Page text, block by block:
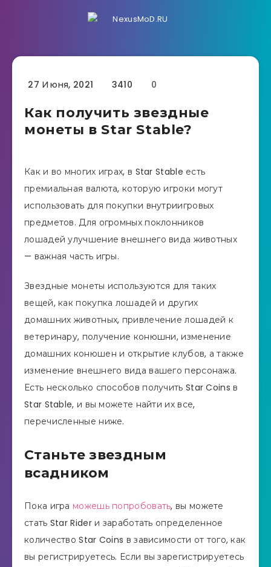
27 Июня, 2021 3410 0
Как получить звездные
монеты в Star Stable?
Как и во многих играх, в Star Stable есть
премиальная валюта, которую игроки могут
использовать для покупки внутриигровых
предметов. Для огромных поклонников
лошадей улучшение внешнего вида животных
— важная часть игры.
Звездные монеты используются для таких
вещей, как покупка лошадей и других
домашних животных, привлечение лошадей к
ветеринару, получение конюшни, изменение
домашних конюшен и открытие клубов, а также
изменение внешнего вида вашего персонажа.
Есть несколько способов получить Star Coins в
Star Stable, и вы можете найти их все,
перечисленные ниже.
Станьте звездным
всадником
Пока игра можешь попробовать, вы можете
стать Star Rider и заработать определенное
количество Star Coins в зависимости от того, как
вы регистрируетесь. Если вы зарегистрируетесь